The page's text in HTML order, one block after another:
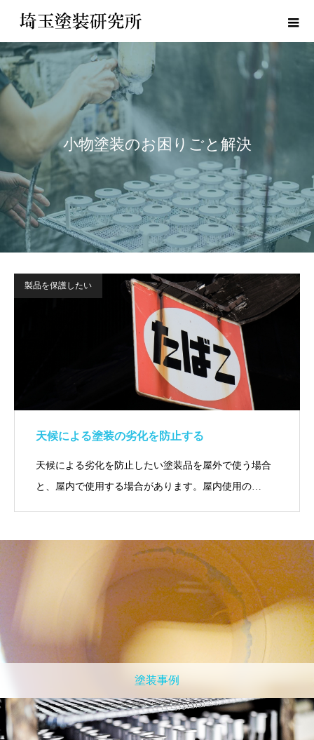
小物塗装のお困りごと解決
製品を保護したい
天候による塗装の劣化を防止する
天候による劣化を防止したい塗装品を屋外で使う場合
と、屋内で使用する場合があります。屋内使用の…
塗装事例